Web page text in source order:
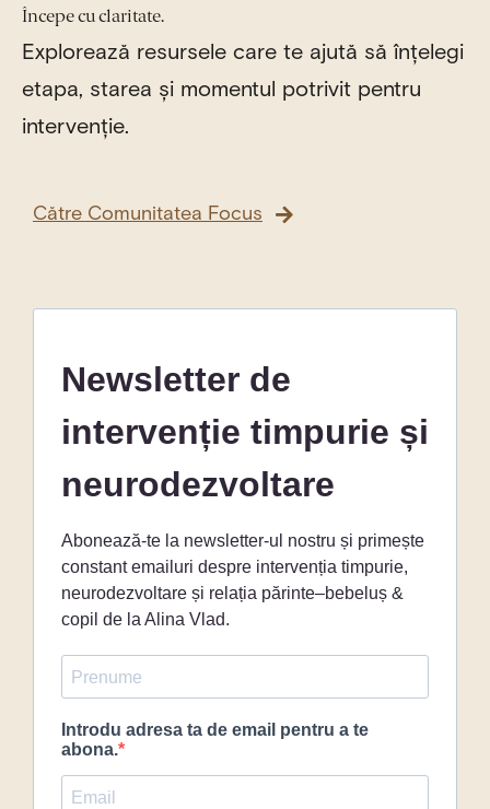
Începe cu claritate.
Explorează resursele care te ajută să înțelegi
etapa, starea și momentul potrivit pentru
intervenție.
Către Comunitatea Focus